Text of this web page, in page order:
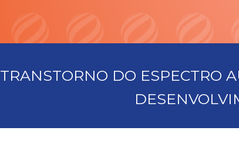
TRANSTORNO DO ESPECTRO